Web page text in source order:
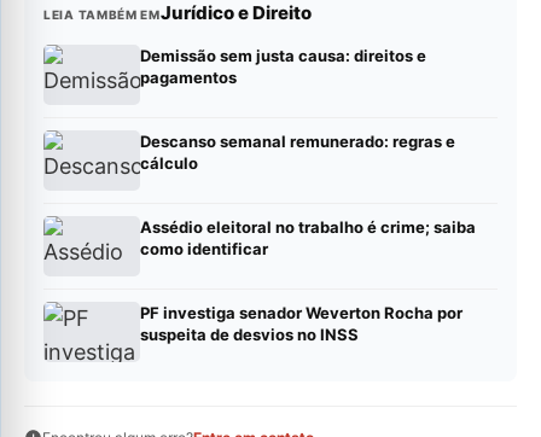
LEIA TAMBÉM EMJurídico e Direito
Demissão sem justa causa: direitos e
pagamentos
Descanso semanal remunerado: regras e
cálculo
Assédio eleitoral no trabalho é crime; saiba
como identificar
PF investiga senador Weverton Rocha por
suspeita de desvios no INSS